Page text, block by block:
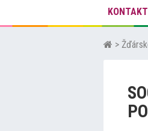
KONTAKT
>